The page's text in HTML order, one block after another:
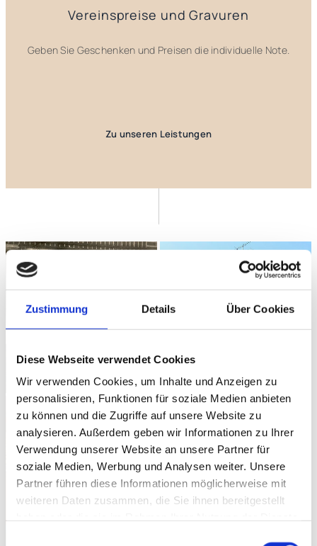
Zustimmung Details Über Cookies
Diese Webseite verwendet Cookies
Wir verwenden Cookies, um Inhalte und Anzeigen zu
personalisieren, Funktionen für soziale Medien anbieten
zu können und die Zugriffe auf unsere Website zu
analysieren. Außerdem geben wir Informationen zu Ihrer
Verwendung unserer Website an unsere Partner für
soziale Medien, Werbung und Analysen weiter. Unsere
Partner führen diese Informationen möglicherweise mit
weiteren Daten zusammen, die Sie ihnen bereitgestellt
Vereinspreise und Gravuren
Geben Sie Geschenken und Preisen die individuelle Note.
Zu unseren Leistungen